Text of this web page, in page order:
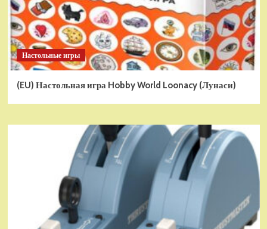
Настольные игры
(EU) Настольная игра Hobby World Loonacy (Лунаси)